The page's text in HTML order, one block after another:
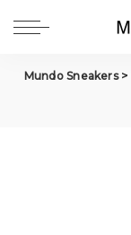
Mundo Sneakers>